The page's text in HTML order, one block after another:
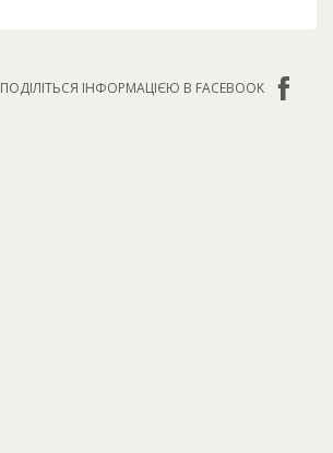
ПОДІЛІТЬСЯ ІНФОРМАЦІЄЮ В FACEBOOK